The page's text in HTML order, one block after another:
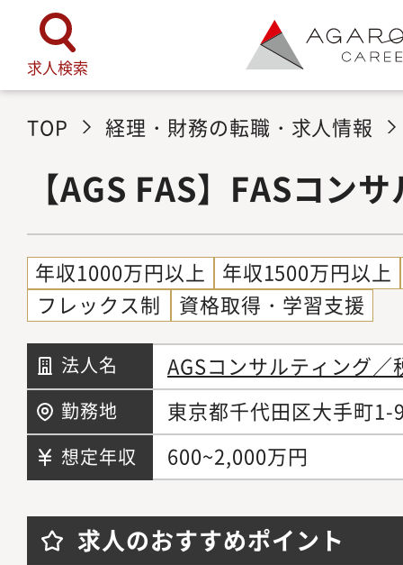
求人検索
TOP 経理・財務の転職・求人情報
【AGS FAS】FASコン
年収1000万円以上
年収1500万円以上
フレックス制
資格取得・学習支援
法人名 AGSコンサルティング／
勤務地 東京都千代田区大手町
想定年収 600~2,000万円
求人のおすすめポイント